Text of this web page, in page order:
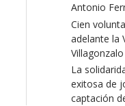
Antonio
Cien
adelante la
Villagonzalo
La
exitosa de
captación